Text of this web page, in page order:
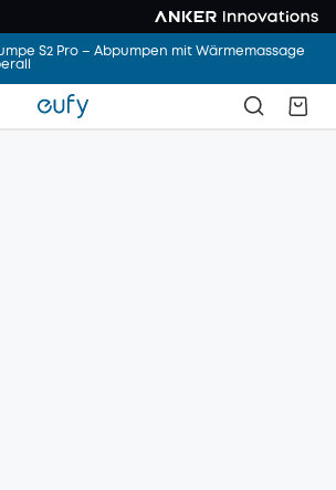
S2 Pro – Abpumpen mit Wärmemassage